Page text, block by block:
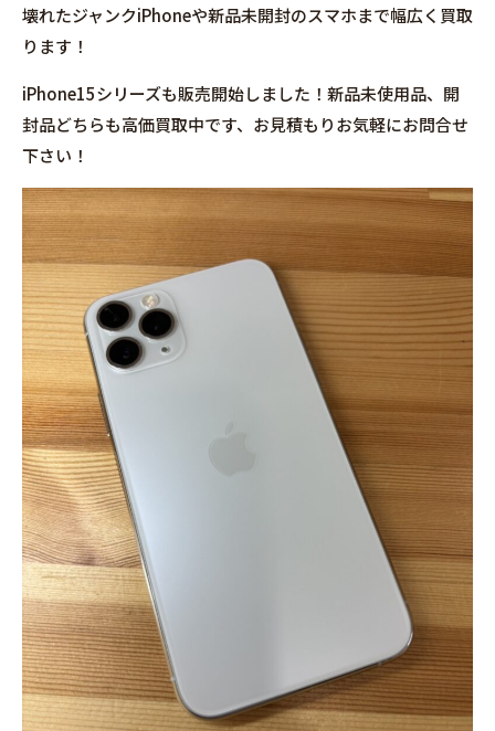
壊れたジャンクiPhoneや新品未開封のスマホまで幅広く買取
ります！
iPhone15シリーズも販売開始しました！新品未使用品、開
封品どちらも高価買取中です、お見積もりお気軽にお問合せ
下さい！